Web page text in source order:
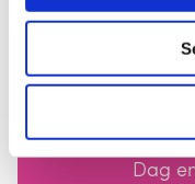
Dag